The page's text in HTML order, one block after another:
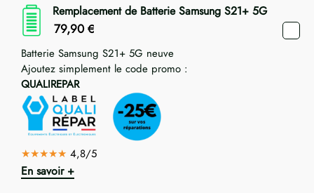
Remplacement de Batterie Samsung S21+ 5G
79,90 €
Batterie Samsung S21+ 5G neuve
Ajoutez simplement le code promo :
QUALIREPAR
★★★★★ 4,8/5
En savoir +